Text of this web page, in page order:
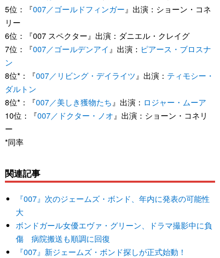
5位：『007／ゴールドフィンガー』出演：ショーン・コネ
リー
6位：『007 スペクター』出演：ダニエル・クレイグ
7位：『007／ゴールデンアイ 』出演： ピアース・ブロスナ
ン
8位*：『007／リビング・デイライツ』出演： ティモシー・
ダルトン
8位*：『007／美しき獲物たち』出演： ロジャー・ムーア
10位：『007／ドクター・ノオ』出演：ショーン・コネリ
ー
*同率
関連記事
『007』次のジェームズ・ボンド、年内に発表の可能性
大
ボンドガール女優エヴァ・グリーン、ドラマ撮影中に負
傷 病院搬送も順調に回復
『007』新ジェームズ・ボンド探しが正式始動！